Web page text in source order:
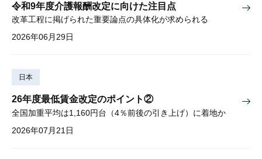
令和9年度介護報酬改定に向けた注目点
改革工程に掲げられた重要論点の具体化が求められる
2026年06月29日
日本
26年度最低賃金改定のポイント②
全国加重平均は1,160円台（4％前後の引き上げ）に着地か
2026年07月21日